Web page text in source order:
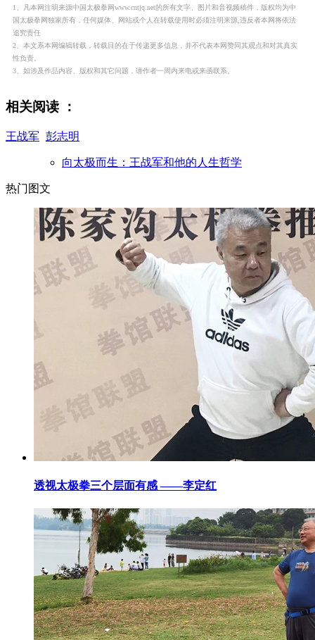
1、凡本网注明来源中国太极拳网www.cntjq.net的所有文字、图片和音视频稿件，版权均为中
国太极拳网独家所有，任何媒体、网站或个人在转载使用时必须注明来源,违反者本网将依法
追究责任
2、本文系本网编辑转载，转载目的在于传递更多信息，并不代表本网赞同其观点和对其真实
性负责。
3、如涉及作品内容、版权和其它问题，请作者一周内来电或来函联系。
相关阅读 ：
王战军 彭志明
向太极而生：王战军和他的人生哲学
热门图文
透视太极拳三个层面有感 ——李定红